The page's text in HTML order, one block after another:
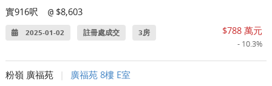
實916呎
@ $8,603
2025-01-02 註冊處成交 3房 $788 萬元
- 10.3%
粉嶺 廣福苑
廣福苑 8樓 E室